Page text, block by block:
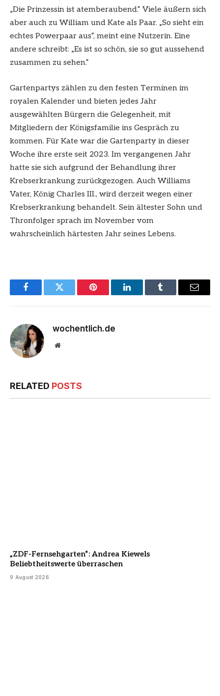
„Die Prinzessin ist atemberaubend.“ Viele äußern sich
aber auch zu William und Kate als Paar. „So sieht ein
echtes Powerpaar aus“, meint eine Nutzerin. Eine
andere schreibt: „Es ist so schön, sie so gut aussehend
zusammen zu sehen.“
Gartenpartys zählen zu den festen Terminen im
royalen Kalender und bieten jedes Jahr
ausgewählten Bürgern die Gelegenheit, mit
Mitgliedern der Königsfamilie ins Gespräch zu
kommen. Für Kate war die Gartenparty in dieser
Woche ihre erste seit 2023. Im vergangenen Jahr
hatte sie sich aufgrund der Behandlung ihrer
Krebserkrankung zurückgezogen. Auch Williams
Vater, König Charles III., wird derzeit wegen einer
Krebserkrankung behandelt. Sein ältester Sohn und
Thronfolger sprach im November vom
wahrscheinlich härtesten Jahr seines Lebens.
FacebookTwitter Pinterest LinkedInTumblr Email
wochentlich.de
Website
RELATED POSTS
„ZDF-Fernsehgarten“: Andrea Kiewels
Beliebtheitswerte überraschen
9 August 2026